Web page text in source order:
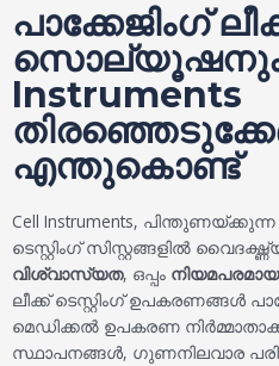
പാക്കേജിംഗ്
Instruments
എന്തുകൊണ്ട്
Cell Instruments, പിന്തുണയ്ക്കുന്ന
ടെസ്റ്റിംഗ് സിസ്റ്റങ്ങളിൽ
വിശ്വാസ്യത, ഒപ്പം
ലീക്ക് ടെസ്റ്റിംഗ് ഉപകരണങ്ങൾ
മെഡിക്കൽ ഉപകരണ
സ്ഥാപനങ്ങൾ, ഗുണനിലവാര